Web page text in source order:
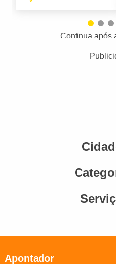
Continua após
Apontador